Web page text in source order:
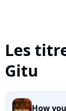
Les
Gitu
How